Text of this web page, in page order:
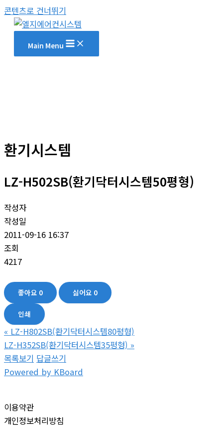
콘텐츠로 건너뛰기
Main Menu
환기시스템
LZ-H502SB(환기닥터시스템50평형)
작성자
작성일
2011-09-16 16:37
조회
4217
좋아요 0 싫어요 0
인쇄
« LZ-H802SB(환기닥터시스템80평형)
LZ-H352SB(환기닥터시스템35평형) »
목록보기 답글쓰기
Powered by KBoard
이용약관
개인정보처리방침